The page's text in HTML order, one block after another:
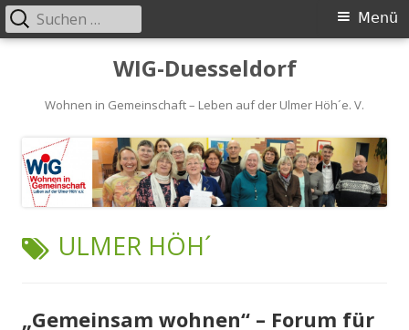
WIG-Duesseldorf
Wohnen in Gemeinschaft – Leben auf der Ulmer Höh´e. V.
Primäres
Menü
Suchen
nach:
SCHLAGWORT:
ULMER HÖH´
„Gemeinsam wohnen“ – Forum für